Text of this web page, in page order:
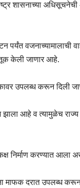
अधिसूचनेची
वजनाच्यामालाची
केली जाणार आहे.
उपलब्ध करून दिली
झाला आहे व त्यामुळेच
निर्माण करण्यात आला
माफक दरात उपलब्ध